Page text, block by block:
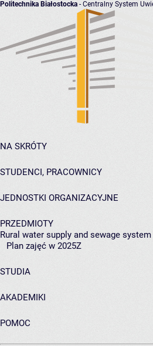
Politechnika Białostocka - Centralny System
NA SKRÓTY
STUDENCI, PRACOWNICY
JEDNOSTKI ORGANIZACYJNE
PRZEDMIOTY
Rural water supply and sewage system
Plan zajęć w 2025Z
STUDIA
AKADEMIKI
POMOC